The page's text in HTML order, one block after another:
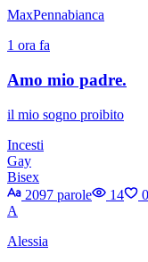
MaxPennabianca
1 ora fa
Amo mio padre.
il mio sogno proibito
Incesti
Gay
Bisex
2097 parole
14 0
A
Alessia